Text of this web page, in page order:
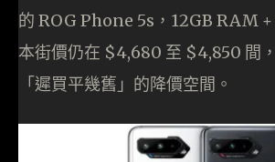
的 ROG Phone 5s，12GB RAM +
本街價仍在 $4,680 至 $4,850 間
「遲買平幾舊」的降價空間。